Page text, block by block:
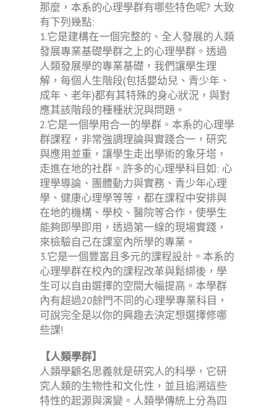
那麼，本系的心理學群有哪些特色呢? 大致
有下列幾點:
1.它是建構在一個完整的、全人發展的人類
發展專業基礎學群之上的心理學群。透過
人類發展學的專業基礎，我們讓學生理
解，每個人生階段(包括嬰幼兒、青少年、
成年、老年)都有其特殊的身心狀況，與對
應其該階段的種種狀況與問題。
2.它是一個學用合一的學群。本系的心理學
群課程，非常強調理論與實踐合一，研究
與應用並重，讓學生走出學術的象牙塔，
走進在地的社群。許多的心理學科目如: 心
理學導論、團體動力與實務、青少年心理
學、健康心理學等等，都在課程中安排與
在地的機構、學校、醫院等合作，使學生
能夠即學即用，透過第一線的現場實踐，
來檢驗自己在課室內所學的專業。
3.它是一個豐富且多元的課程設計。本系的
心理學群在校內的課程改革與鬆綁後，學
生可以自由選擇的空間大幅提高。本學群
內有超過20餘門不同的心理學專業科目，
可說完全是以你的興趣去決定想選擇修哪
些課!
【人類學群】
人類學顧名思義就是研究人的科學，它研
究人類的生物性和文化性，並且追溯這些
特性的起源與演變。人類學傳統上分為四